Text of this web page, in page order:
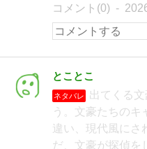
コメント(0)
とことこ
ネタバレ
出てくる
う。文豪たちのキ
違い、現代風にさ
だ、文豪が探偵を